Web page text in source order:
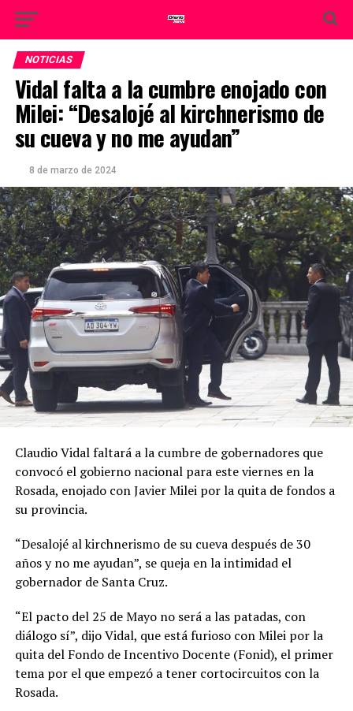
NOTICIAS
Vidal falta a la cumbre enojado con
Milei: “Desalojé al kirchnerismo de
su cueva y no me ayudan”
8 de marzo de 2024
Claudio Vidal faltará a la cumbre de gobernadores que
convocó el gobierno nacional para este viernes en la
Rosada, enojado con Javier Milei por la quita de fondos a
su provincia.
“Desalojé al kirchnerismo de su cueva después de 30
años y no me ayudan”, se queja en la intimidad el
gobernador de Santa Cruz.
“El pacto del 25 de Mayo no será a las patadas, con
diálogo sí”, dijo Vidal, que está furioso con Milei por la
quita del Fondo de Incentivo Docente (Fonid), el primer
tema por el que empezó a tener cortocircuitos con la
Rosada.